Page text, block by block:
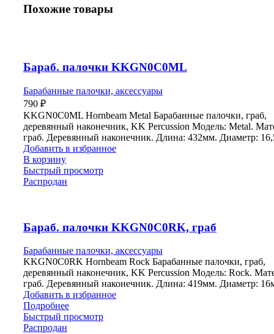
Похожие товары
Бараб. палочки KKGN0C0ML
Барабанные палочки, аксессуары
790 ₽
KKGN0C0ML Hornbeam Metal Барабанные палочки, граб,
деревянный наконечник, KK Percussion Модель: Metal.
граб. Деревянный наконечник. Длина: 432мм. Диаметр:
Добавить в избранное
В корзину
Быстрый просмотр
Распродан
Бараб. палочки KKGN0C0RK, граб
Барабанные палочки, аксессуары
KKGN0C0RK Hornbeam Rock Барабанные палочки, граб,
деревянный наконечник, KK Percussion Модель: Rock.
граб. Деревянный наконечник. Длина: 419мм. Диаметр:
Добавить в избранное
Подробнее
Быстрый просмотр
Распродан